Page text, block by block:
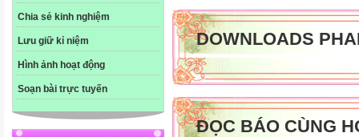
Chia sẻ kinh nghiệm
Lưu giữ kỉ niệm
Hình ảnh hoạt động
Soạn bài trực tuyến
DOWNLOADS
ĐỌC BÁO CÙNG